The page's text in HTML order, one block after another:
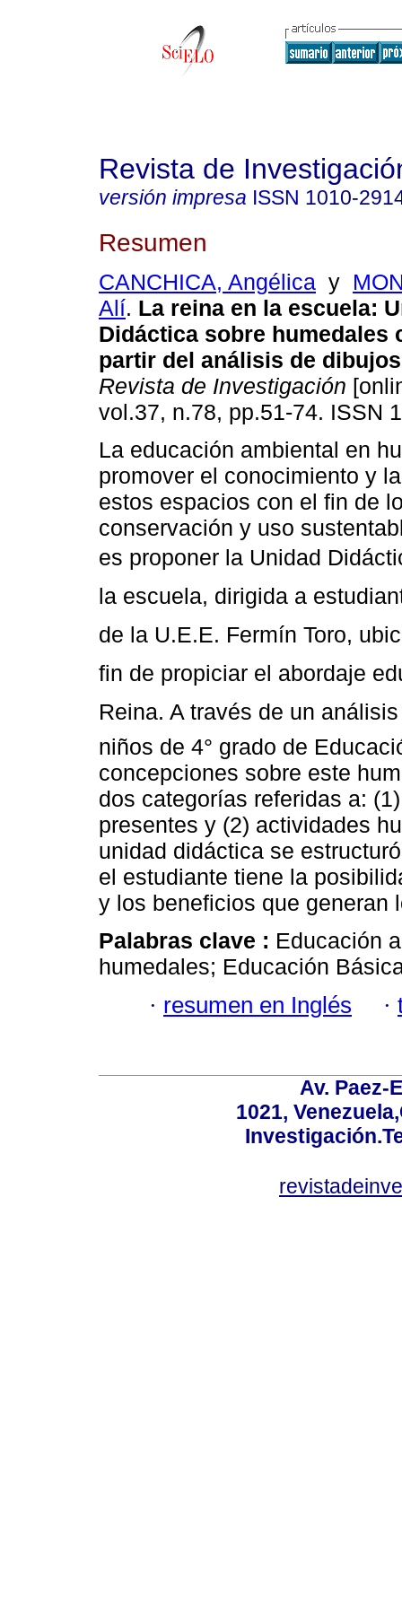
Revista de
versión impresa ISSN 1010-
Resumen
CANCHICA, Angélica y
Alí. La reina en la escuela:
Didáctica sobre humedales
partir del análisis de
Revista de Investigación
vol.37, n.78, pp.51-74. ISSN
La educación ambiental en
promover el conocimiento y
estos espacios con el fin de
conservación y uso
es proponer la Unidad
la escuela, dirigida a
de la U.E.E. Fermín Toro,
fin de propiciar el abordaje
Reina. A través de un
niños de 4° grado de
concepciones sobre este
dos categorías referidas a:
presentes y (2) actividades
unidad didáctica se
el estudiante tiene la
y los beneficios que generan
Palabras clave : Educación
humedales; Educación
· resumen en Inglés ·
Av. Paez-
1021,